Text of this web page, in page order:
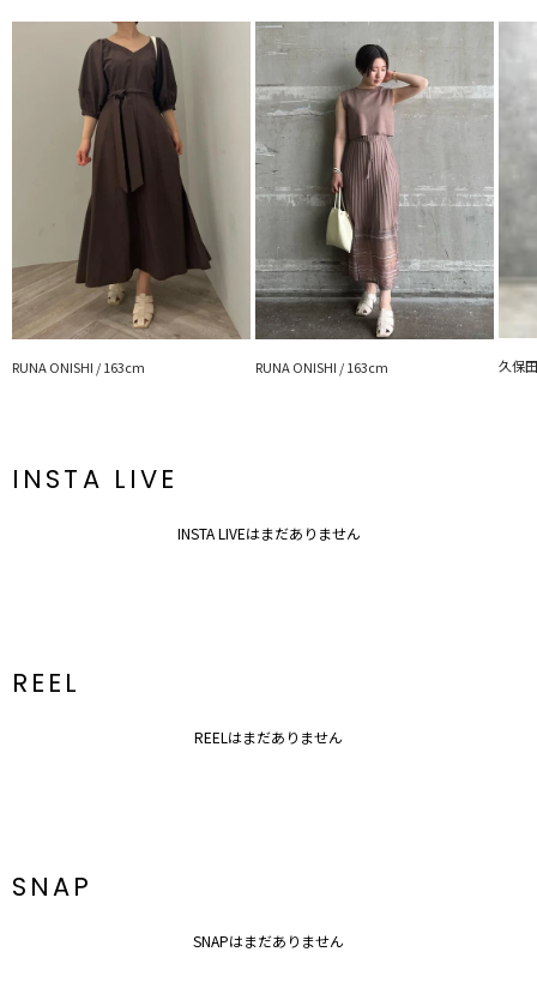
RUNA ONISHI / 163cm RUNA ONISHI / 163cm 久保
INSTA LIVE
INSTA LIVEはまだありません
REEL
REELはまだありません
SNAP
SNAPはまだありません